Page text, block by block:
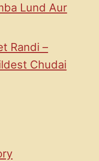
Lund Aur
Randi –
Chudai